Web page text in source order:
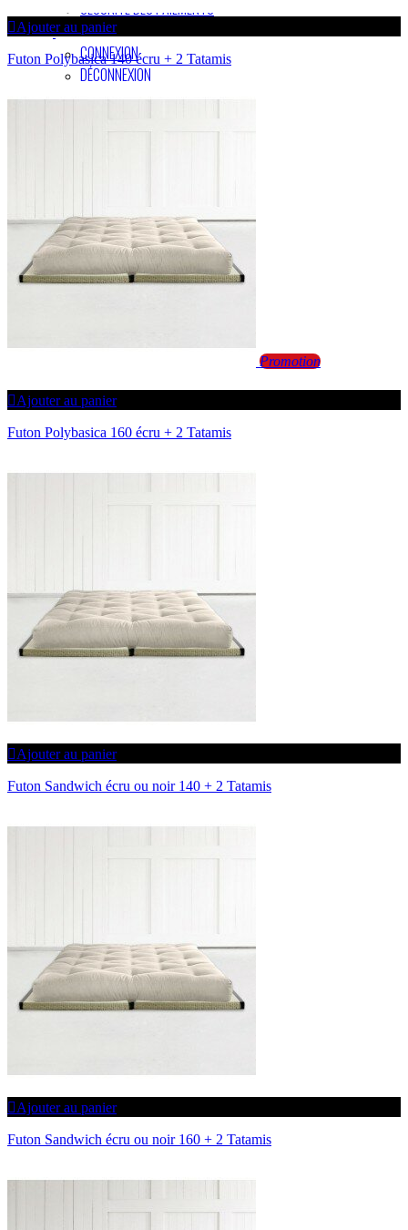
SÉCURITÉ DES PAIEMENTS
CONNEXION
DÉCONNEXION
Ajouter au panier
Futon Polybasica 140 écru + 2 Tatamis
Promotion
Ajouter au panier
Futon Polybasica 160 écru + 2 Tatamis
Ajouter au panier
Futon Sandwich écru ou noir 140 + 2 Tatamis
Ajouter au panier
Futon Sandwich écru ou noir 160 + 2 Tatamis